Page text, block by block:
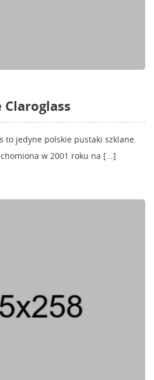
to jedyne polskie pustaki szklane.
w 2001 roku na [...]